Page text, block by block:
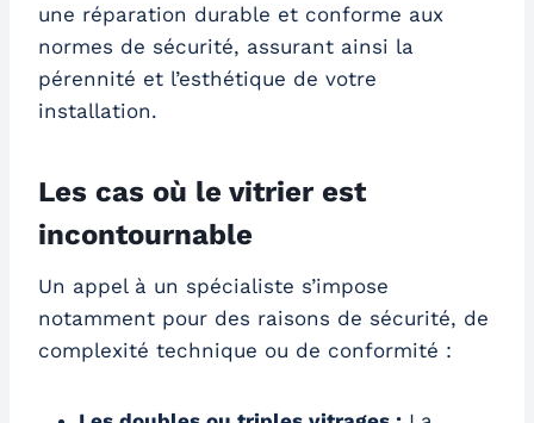
une réparation durable et conforme aux
normes de sécurité, assurant ainsi la
pérennité et l’esthétique de votre
installation.
Les cas où le vitrier est
incontournable
Un appel à un spécialiste s’impose
notamment pour des raisons de sécurité, de
complexité technique ou de conformité :